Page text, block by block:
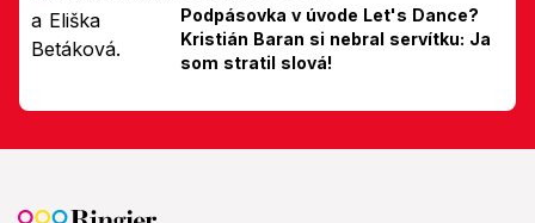
Podpásovka v úvode Let's Dance?
Kristián Baran si nebral servítku: Ja
som stratil slová!